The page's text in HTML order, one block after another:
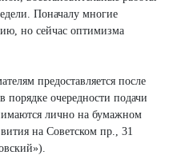
Поначалу многие
но сейчас оптимизма
предоставляется после
очередности подачи
лично на бумажном
на Советском пр., 31